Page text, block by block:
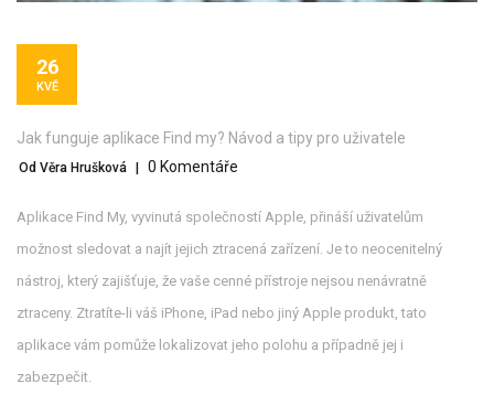
26
KVĚ
Jak funguje aplikace Find my? Návod a tipy pro uživatele
Od Věra Hrušková 0 Komentáře
Aplikace Find My, vyvinutá společností Apple, přináší uživatelům
možnost sledovat a najít jejich ztracená zařízení. Je to neocenitelný
nástroj, který zajišťuje, že vaše cenné přístroje nejsou nenávratně
ztraceny. Ztratíte-li váš iPhone, iPad nebo jiný Apple produkt, tato
aplikace vám pomůže lokalizovat jeho polohu a případně jej i
zabezpečit.